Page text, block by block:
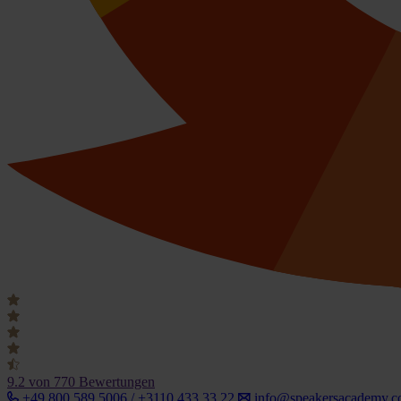
9.2 von 770 Bewertungen
+49 800 589 5006 / +3110 433 33 22